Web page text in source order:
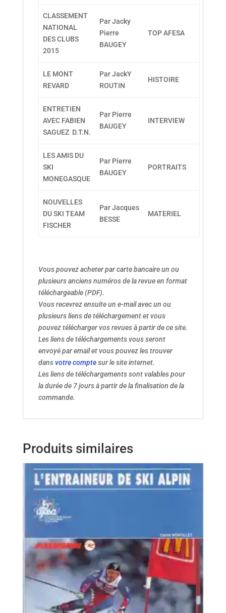
CLASSEMENT
NATIONAL
DES CLUBS
2015
Par Jacky
Pierre
BAUGEY
TOP AFESA
LE MONT
REVARD
Par JackY
ROUTIN
HISTOIRE
ENTRETIEN
AVEC FABIEN
SAGUEZ D.T.N.
Par Pierre
BAUGEY
INTERVIEW
LES AMIS DU
SKI
MONEGASQUE
Par Pierre
BAUGEY
PORTRAITS
NOUVELLES
DU SKI TEAM
FISCHER
Par Jacques
BESSE
MATERIEL
Vous pouvez acheter par carte bancaire un ou
plusieurs anciens numéros de la revue en format
téléchargeable (PDF).
Vous recevrez ensuite un e-mail avec un ou
plusieurs liens de téléchargement et vous
pouvez télécharger vos revues à partir de ce site.
Les liens de téléchargements vous seront
envoyé par email et vous pouvez les trouver
dansvotre comptesur le site internet.
Les liens de téléchargements sont valables pour
la durée de 7 jours à partir de la finalisation de la
commande.
Produits similaires